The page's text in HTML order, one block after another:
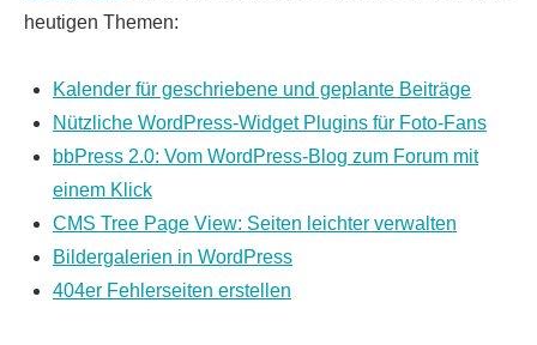
heutigen Themen:
Kalender für geschriebene und geplante Beiträge
Nützliche WordPress-Widget Plugins für Foto-Fans
bbPress 2.0: Vom WordPress-Blog zum Forum mit
einem Klick
CMS Tree Page View: Seiten leichter verwalten
Bildergalerien in WordPress
404er Fehlerseiten erstellen